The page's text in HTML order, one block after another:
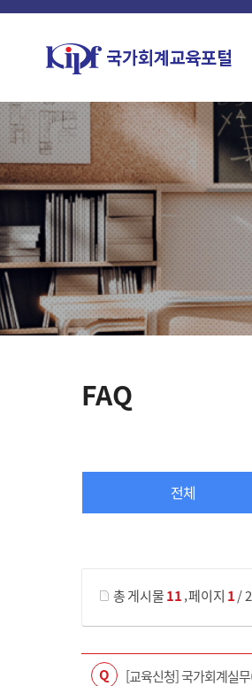
FAQ
전체
총 게시물11,페이지 1/ 2
Q [교육신청] 국가회계실